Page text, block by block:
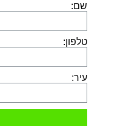
שם:
טלפון:
עיר: